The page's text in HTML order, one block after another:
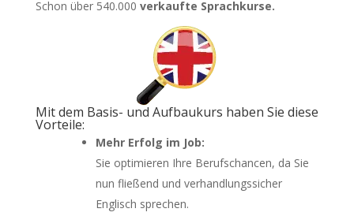
Schon über 540.000 verkaufte Sprachkurse.
Mit dem Basis- und Aufbaukurs haben Sie diese
Vorteile:
Mehr Erfolg im Job:
Sie optimieren Ihre Berufschancen, da Sie
nun fließend und verhandlungssicher
Englisch sprechen.